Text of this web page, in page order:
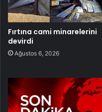
Fırtına cami minarelerini
devirdi
Ağustos 6, 2026